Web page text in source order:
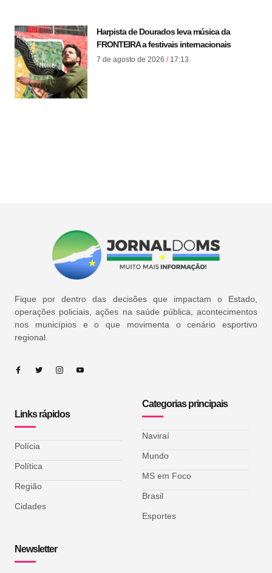
Harpista de Dourados leva música da
FRONTEIRA a festivais internacionais
7 de agosto de 2026 17:13
Fique por dentro das decisões que impactam o Estado,
operações policiais, ações na saúde pública, acontecimentos
nos municípios e o que movimenta o cenário esportivo
regional.
Links rápidos
Polícia
Política
Região
Cidades
Categorias principais
Naviraí
Mundo
MS em Foco
Brasil
Esportes
Newsletter